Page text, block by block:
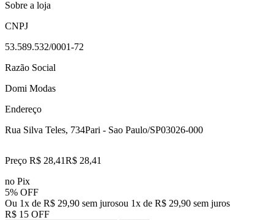
Sobre a loja
CNPJ
53.589.532/0001-72
Razão Social
Domi Modas
Endereço
Rua Silva Teles, 734Pari - Sao Paulo/SP03026-000
Preço R$ 28,41R$ 28,41
no Pix
5% OFF
Ou 1x de R$ 29,90 sem jurosou 1x de R$ 29,90 sem juros
R$ 15 OFF